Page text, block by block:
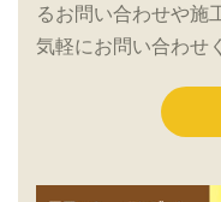
るお問い合わせや施
気軽にお問い合わせ